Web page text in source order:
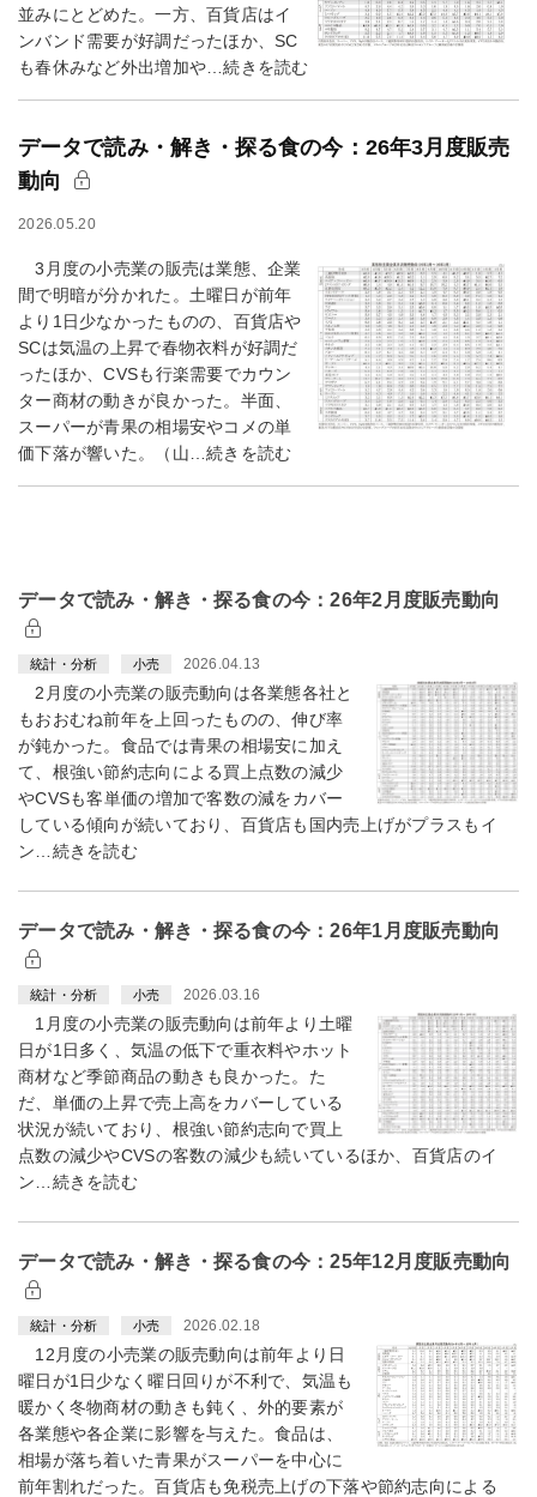
並みにとどめた。一方、百貨店はイ
ンバンド需要が好調だったほか、SC
も春休みなど外出増加や…続きを読む
データで読み・解き・探る食の今：26年3月度販売
動向
2026.05.20
3月度の小売業の販売は業態、企業
間で明暗が分かれた。土曜日が前年
より1日少なかったものの、百貨店や
SCは気温の上昇で春物衣料が好調だ
ったほか、CVSも行楽需要でカウン
ター商材の動きが良かった。半面、
スーパーが青果の相場安やコメの単
価下落が響いた。（山…続きを読む
データで読み・解き・探る食の今：26年2月度販売動向
統計・分析 小売 2026.04.13
2月度の小売業の販売動向は各業態各社と
もおおむね前年を上回ったものの、伸び率
が鈍かった。食品では青果の相場安に加え
て、根強い節約志向による買上点数の減少
やCVSも客単価の増加で客数の減をカバー
している傾向が続いており、百貨店も国内売上げがプラスもイ
ン…続きを読む
データで読み・解き・探る食の今：26年1月度販売動向
統計・分析 小売 2026.03.16
1月度の小売業の販売動向は前年より土曜
日が1日多く、気温の低下で重衣料やホット
商材など季節商品の動きも良かった。た
だ、単価の上昇で売上高をカバーしている
状況が続いており、根強い節約志向で買上
点数の減少やCVSの客数の減少も続いているほか、百貨店のイ
ン…続きを読む
データで読み・解き・探る食の今：25年12月度販売動向
統計・分析 小売 2026.02.18
12月度の小売業の販売動向は前年より日
曜日が1日少なく曜日回りが不利で、気温も
暖かく冬物商材の動きも鈍く、外的要素が
各業態や各企業に影響を与えた。食品は、
相場が落ち着いた青果がスーパーを中心に
前年割れだった。百貨店も免税売上げの下落や節約志向による